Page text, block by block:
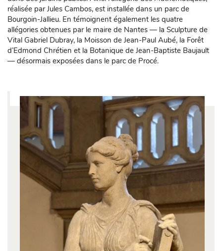
réalisée par Jules Cambos, est installée dans un parc de
Bourgoin-Jallieu. En témoignent également les quatre
allégories obtenues par le maire de Nantes — la Sculpture de
Vital Gabriel Dubray, la Moisson de Jean-Paul Aubé, la Forêt
d’Edmond Chrétien et la Botanique de Jean-Baptiste Baujault
— désormais exposées dans le parc de Procé.